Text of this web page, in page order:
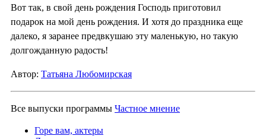
Вот так, в свой день рождения Господь приготовил
подарок на мой день рождения. И хотя до праздника еще
далеко, я заранее предвкушаю эту маленькую, но такую
долгожданную радость!
Автор: Татьяна Любомирская
Все выпуски программы Частное мнение
Горе вам, актеры